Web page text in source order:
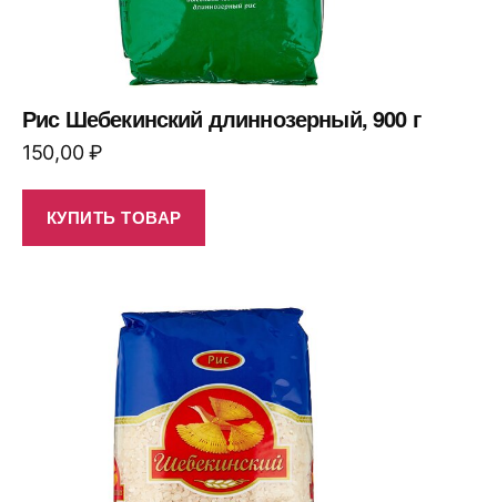
Рис Шебекинский длиннозерный, 900 г
150,00₽
КУПИТЬ ТОВАР